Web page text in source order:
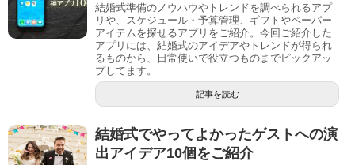
結婚式準備のノウハウやトレンドを調べられるアプ
リや、スケジュール・予算管理、ギフトやペーパー
アイテムを探せるアプリをご紹介。今回ご紹介した
アプリには、結婚式のアイデアやトレンドが得られ
るものから、日常使いで役立つものまでピックアッ
プしてます。
記事を読む
結婚式でやってよかったゲストへの演
出アイデア10個をご紹介